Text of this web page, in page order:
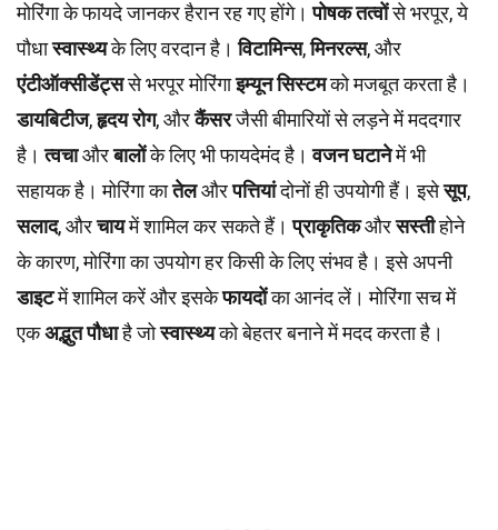
मोरिंगा के फायदे जानकर हैरान रह गए होंगे।पोषक तत्वोंसे भरपूर, ये
पौधास्वास्थ्यके लिए वरदान है।विटामिन्स,मिनरल्स, और
एंटीऑक्सीडेंट्ससे भरपूर मोरिंगाइम्यून सिस्टमको मजबूत करता है।
डायबिटीज,हृदय रोग, औरकैंसरजैसी बीमारियों से लड़ने में मददगार
है।त्वचाऔरबालोंके लिए भी फायदेमंद है।वजन घटानेमें भी
सहायक है। मोरिंगा कातेलऔरपत्तियांदोनों ही उपयोगी हैं। इसेसूप,
सलाद, औरचायमें शामिल कर सकते हैं।प्राकृतिकऔरसस्तीहोने
के कारण, मोरिंगा का उपयोग हर किसी के लिए संभव है। इसे अपनी
डाइटमें शामिल करें और इसकेफायदोंका आनंद लें। मोरिंगा सच में
एकअद्भुत पौधाहै जोस्वास्थ्यको बेहतर बनाने में मदद करता है।